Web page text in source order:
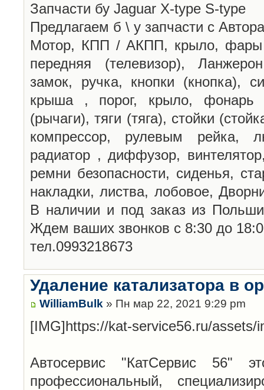
Запчасти бу Jaguar X-type S-type
Предлагаем б \ у запчасти с
Мотор, КПП / АКПП, крыло, фары
передняя (телевизор),
замок, ручка, кнопки (кнопка),
крыша , порог, крыло, фонарь
(рычаги), тяги (тяга), стойки
компрессор, рулевым рейка,
радиатор , диффузор,
ремни безопасности, сиденья,
накладки, листва, лобовое,
В наличии и под заказ из
Ждем ваших звонков с 8:30 до
тел.0993218673
Удаление катализатора в
WilliamBulk » Пн мар 22, 2021 9:29 pm
[IMG]https://kat-service56.ru/assets/
Автосервис "КатСервис 56"
профессиональный,